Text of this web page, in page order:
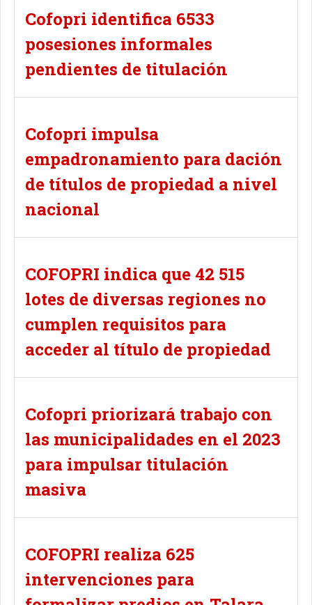
Cofopri identifica 6533
posesiones informales
pendientes de titulación
Cofopri impulsa
empadronamiento para dación
de títulos de propiedad a nivel
nacional
COFOPRI indica que 42 515
lotes de diversas regiones no
cumplen requisitos para
acceder al título de propiedad
Cofopri priorizará trabajo con
las municipalidades en el 2023
para impulsar titulación
masiva
COFOPRI realiza 625
intervenciones para